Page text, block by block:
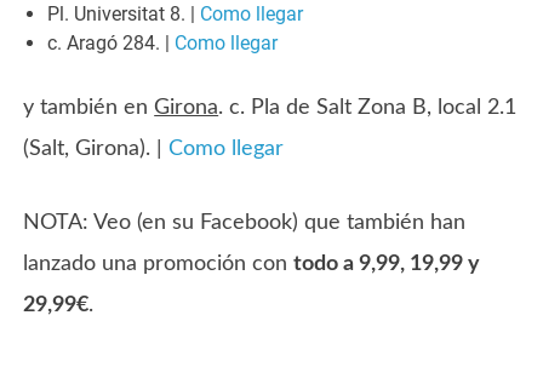
Pl. Universitat 8. | Como llegar
c. Aragó 284. | Como llegar
y también enGirona. c. Pla de Salt Zona B, local 2.1
(Salt, Girona). |Como llegar
NOTA: Veo (en su Facebook) que también han
lanzado una promoción contodo a 9,99, 19,99 y
29,99€.